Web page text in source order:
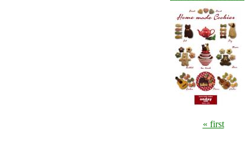
« first